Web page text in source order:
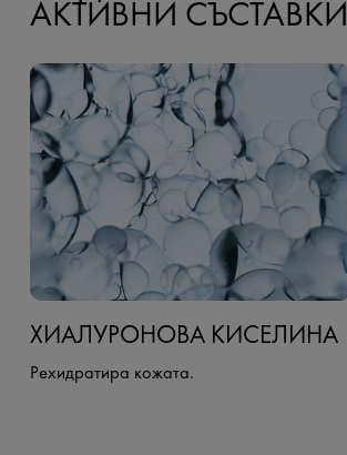
АКТИВНИ СЪСТАВКИ
ХИАЛУРОНОВА КИСЕЛИНА
Рехидратира кожата.